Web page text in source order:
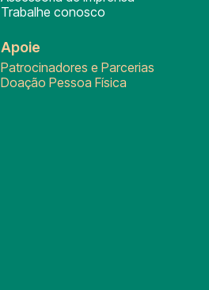
Trabalhe conosco
Apoie
Patrocinadores e Parcerias
Doação Pessoa Física